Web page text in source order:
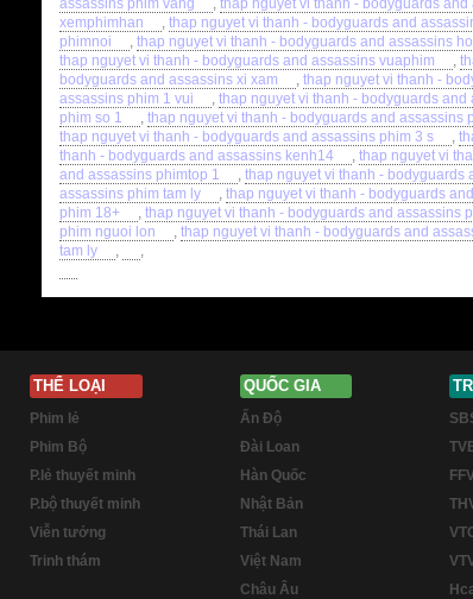
assassins phim vang
, thap nguyet vi thanh - bodyguards and
xemphimhan
, thap nguyet vi thanh - bodyguards and
phimnoi
, thap nguyet vi thanh - bodyguards and assassins
thap nguyet vi thanh - bodyguards and assassins vuaphim
,
bodyguards and assassins xi xam
, thap nguyet vi thanh -
assassins phim 1 vui
, thap nguyet vi thanh - bodyguards and
phim so 1
, thap nguyet vi thanh - bodyguards and assassins
thap nguyet vi thanh - bodyguards and assassins phim 3 s
,
thanh - bodyguards and assassins kenh14
, thap nguyet vi
and assassins phimtop 1
, thap nguyet vi thanh - bodyguards
assassins phim tam ly
, thap nguyet vi thanh - bodyguards
phim 18+
, thap nguyet vi thanh - bodyguards and assassins
phim nguoi lon
, thap nguyet vi thanh - bodyguards and
tam ly
, ,
THỂ LOẠI
Phim lẻ
Phim Bộ
P.lẻ thuyết minh
P.bộ thuyết minh
Viễn tưởng
Trinh thám
QUỐC GIA
Ấn Độ
Đài Loan
Hàn Quốc
Nhật Bản
Thái Lan
Việt Nam
Châu Âu